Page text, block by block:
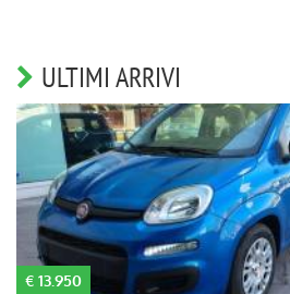
ULTIMI ARRIVI
€ 13.950